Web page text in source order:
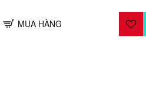
MUA HÀNG